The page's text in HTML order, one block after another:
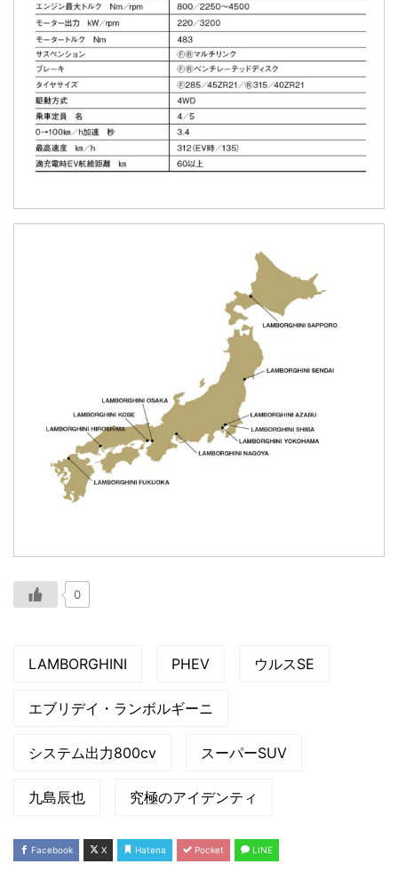
0
LAMBORGHINI PHEV ウルスSE
エブリデイ・ランボルギーニ
システム出力800cv スーパーSUV
九島辰也 究極のアイデンティ
Facebook X Hatena Pocket LINE